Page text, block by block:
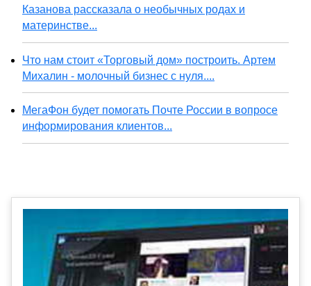
Казанова рассказала о необычных родах и
материнстве...
Что нам стоит «Торговый дом» построить. Артем
Михалин - молочный бизнес с нуля....
МегаФон будет помогать Почте России в вопросе
информирования клиентов...